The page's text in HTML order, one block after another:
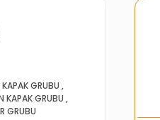
GRUBU ,
GRUBU ,
GRUBU